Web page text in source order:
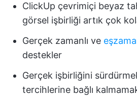
ClickUp çevrimiçi beyaz
görsel işbirliği artık çok
Gerçek zamanlı ve
destekler
Gerçek işbirliğini
tercihlerine bağlı